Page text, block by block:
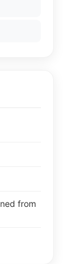
from